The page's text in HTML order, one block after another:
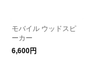
モバイル ウッドスピ
ーカー
6,600円